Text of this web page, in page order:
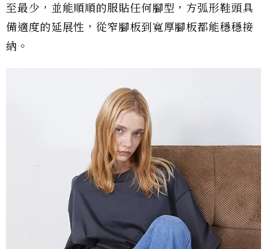
至最少，並能順順的服貼任何腳型，方弧形鞋頭具
備適度的延展性，從窄腳板到寬厚腳板都能穩穩接
納。